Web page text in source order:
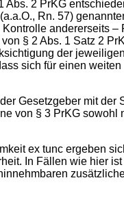
2 PrKG
Rn. 57)
andererseits –
§ 2 Abs. 1 Satz 2
der
sich für einen weiten
Gesetzgeber mit der
von § 3 PrKG sowohl
ex tunc ergeben
In Fällen wie hier